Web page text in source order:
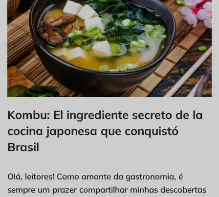
Kombu: El ingrediente secreto de la
cocina japonesa que conquistó
Brasil
Olá, leitores! Como amante da gastronomia, é
sempre um prazer compartilhar minhas descobertas